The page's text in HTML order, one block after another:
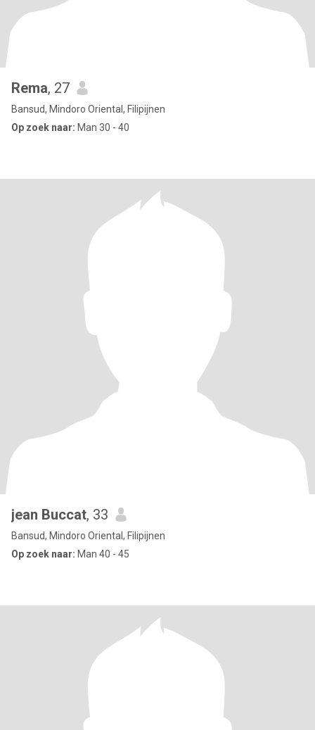
Rema, 27
Bansud, Mindoro Oriental, Filipijnen
Op zoek naar: Man 30 - 40
jean Buccat, 33
Bansud, Mindoro Oriental, Filipijnen
Op zoek naar: Man 40 - 45